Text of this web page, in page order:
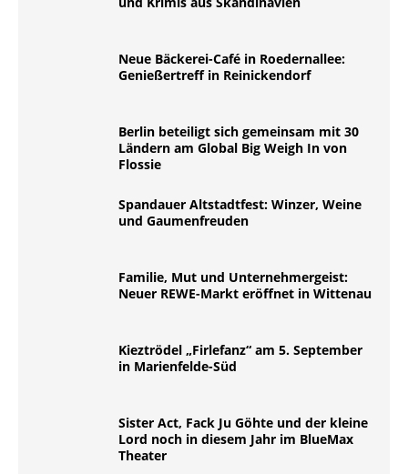
Neue Bäckerei-Café in Roedernallee:
Genießertreff in Reinickendorf
Berlin beteiligt sich gemeinsam mit 30
Ländern am Global Big Weigh In von
Flossie
Spandauer Altstadtfest: Winzer, Weine
und Gaumenfreuden
Familie, Mut und Unternehmergeist:
Neuer REWE-Markt eröffnet in Wittenau
Kieztrödel „Firlefanz“ am 5. September
in Marienfelde-Süd
Sister Act, Fack Ju Göhte und der kleine
Lord noch in diesem Jahr im BlueMax
Theater